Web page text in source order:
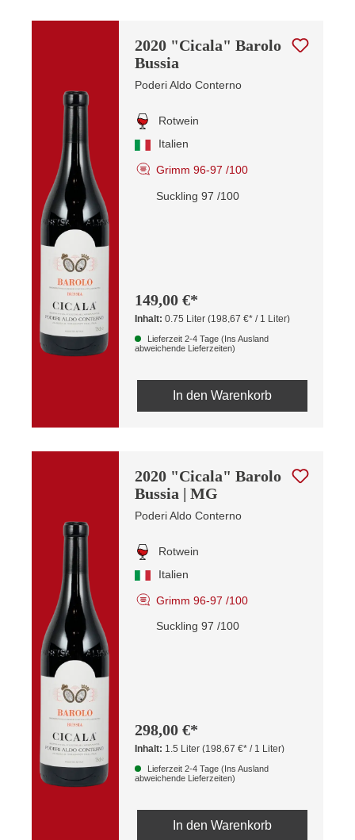
2020 "Cicala" Barolo
Bussia
Poderi Aldo Conterno
Rotwein
Italien
Grimm 96-97 /100
Suckling 97 /100
149,00 €*
Inhalt:0.75 Liter(198,67 €* / 1 Liter)
Lieferzeit 2-4 Tage (Ins Ausland
abweichende Lieferzeiten)
In den Warenkorb
2020 "Cicala" Barolo
Bussia | MG
Poderi Aldo Conterno
Rotwein
Italien
Grimm 96-97 /100
Suckling 97 /100
298,00 €*
Inhalt: 1.5 Liter(198,67 €* / 1 Liter)
Lieferzeit 2-4 Tage (Ins Ausland
abweichende Lieferzeiten)
In den Warenkorb